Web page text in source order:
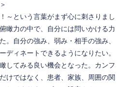
～という言葉がまず心に刺さりまし
瞰力の中で、自分には問いかける力
。自分の強み、弱み・相手の強み、
ディネートできるようになりたい。
してみる良い機会となった。カンフ
けではなく、患者、家族、周囲の関